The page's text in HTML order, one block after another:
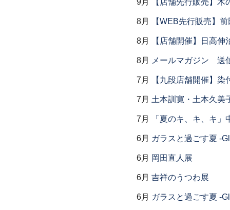
9月 【店舗先行販売】木
8月 【WEB先行販売】
8月 【店舗開催】日高
8月 メールマガジン 送
7月 【九段店舗開催】染
7月 土本訓寛・土本久美
7月 「夏のキ、キ、キ
6月 ガラスと過ごす夏 -
6月 岡田直人展
6月 吉祥のうつわ展
6月 ガラスと過ごす夏 -